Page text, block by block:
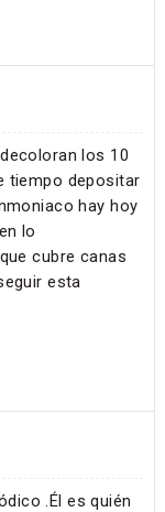
los 10
tiempo depositar
hay hoy
lo
cubre canas
esta
.Él es quién